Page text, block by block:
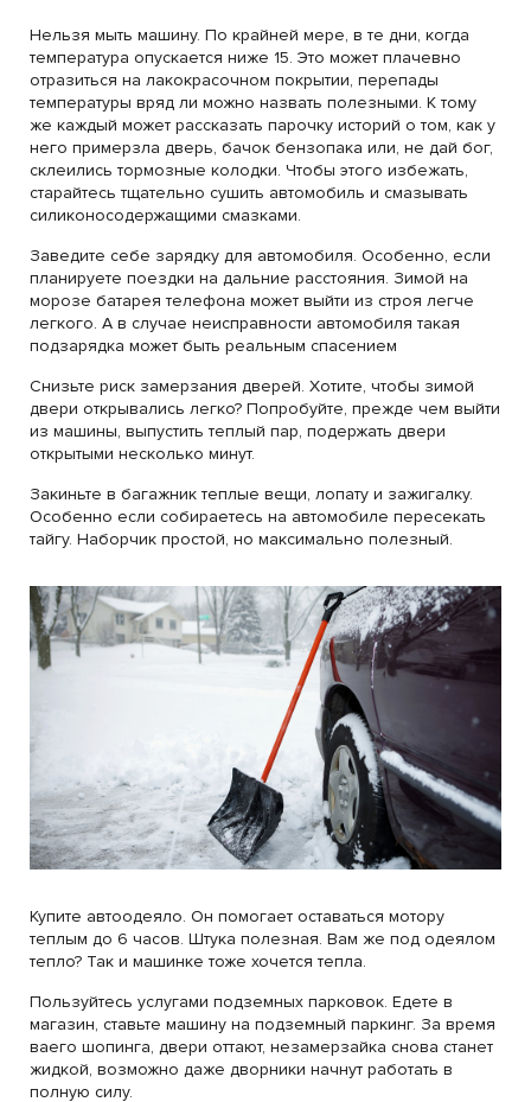
Нельзя мыть машину. По крайней мере, в те дни, когда
температура опускается ниже 15. Это может плачевно
отразиться на лакокрасочном покрытии, перепады
температуры вряд ли можно назвать полезными. К тому
же каждый может рассказать парочку историй о том, как у
него примерзла дверь, бачок бензопака или, не дай бог,
склеились тормозные колодки. Чтобы этого избежать,
старайтесь тщательно сушить автомобиль и смазывать
силиконосодержащими смазками.
Заведите себе зарядку для автомобиля. Особенно, если
планируете поездки на дальние расстояния. Зимой на
морозе батарея телефона может выйти из строя легче
легкого. А в случае неисправности автомобиля такая
подзарядка может быть реальным спасением
Снизьте риск замерзания дверей. Хотите, чтобы зимой
двери открывались легко? Попробуйте, прежде чем выйти
из машины, выпустить теплый пар, подержать двери
открытыми несколько минут.
Закиньте в багажник теплые вещи, лопату и зажигалку.
Особенно если собираетесь на автомобиле пересекать
тайгу. Наборчик простой, но максимально полезный.
Купите автоодеяло. Он помогает оставаться мотору
теплым до 6 часов. Штука полезная. Вам же под одеялом
тепло? Так и машинке тоже хочется тепла.
Пользуйтесь услугами подземных парковок. Едете в
магазин, ставьте машину на подземный паркинг. За время
ваего шопинга, двери оттают, незамерзайка снова станет
жидкой, возможно даже дворники начнут работать в
полную силу.